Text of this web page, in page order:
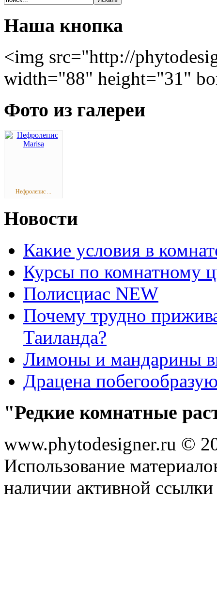
Наша кнопка
<img src="http://
width="88" height="31"
Фото из галереи
Нефролепис ...
Новости
Какие условия в
Курсы по комнатному
Полисциас NEW
Почему трудно
Таиланда?
Лимоны и мандарины
Драцена
"Редкие комнатные
www.phytodesigner.ru ©
Использование
наличии активной